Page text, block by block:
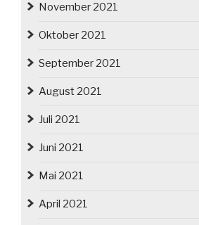
November 2021
Oktober 2021
September 2021
August 2021
Juli 2021
Juni 2021
Mai 2021
April 2021